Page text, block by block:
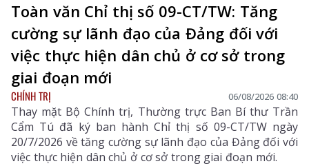
Toàn văn Chỉ thị số 09-CT/TW: Tăng
cường sự lãnh đạo của Đảng đối với
việc thực hiện dân chủ ở cơ sở trong
giai đoạn mới
CHÍNH TRỊ 06/08/2026 08:40
Thay mặt Bộ Chính trị, Thường trực Ban Bí thư Trần
Cẩm Tú đã ký ban hành Chỉ thị số 09-CT/TW ngày
20/7/2026 về tăng cường sự lãnh đạo của Đảng đối với
việc thực hiện dân chủ ở cơ sở trong giai đoạn mới.